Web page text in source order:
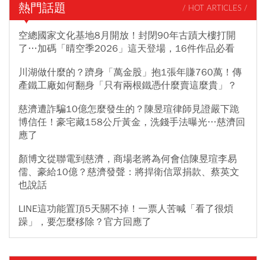
熱門話題 / HOT ARTICLES /
空總國家文化基地8月開放！封閉90年古蹟大樓打開
了…加碼「晴空季2026」這天登場，16件作品必看
川湖做什麼的？躋身「萬金股」抱1張年賺760萬！傳
產鐵工廠如何翻身「只有兩根鐵憑什麼賣這麼貴」？
慈濟遭詐騙10億怎麼發生的？陳昱瑄律師見證嚴下跪
博信任！豪宅藏158公斤黃金，洗錢手法曝光…慈濟回
應了
顏博文從聯電到慈濟，商場老將為何會信陳昱瑄李易
儒、豪給10億？慈濟發聲：將捍衛信眾捐款、蔡英文
也說話
LINE這功能置頂5天關不掉！一票人苦喊「看了很煩
躁」，要怎麼移除？官方回應了